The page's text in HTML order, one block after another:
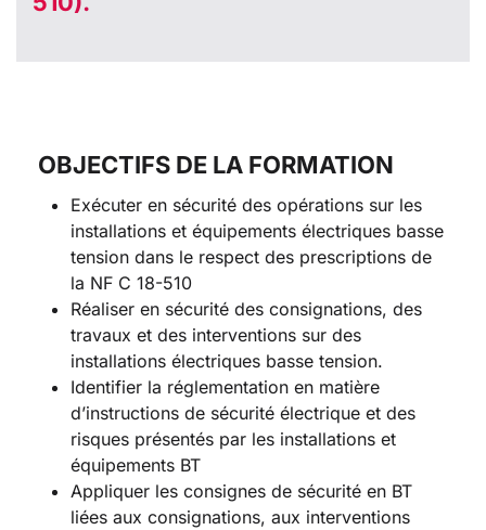
OBJECTIFS DE LA FORMATION
Exécuter en sécurité des opérations sur les
installations et équipements électriques basse
tension dans le respect des prescriptions de
la NF C 18-510
Réaliser en sécurité des consignations, des
travaux et des interventions sur des
installations électriques basse tension.
Identifier la réglementation en matière
d’instructions de sécurité électrique et des
risques présentés par les installations et
équipements BT
Appliquer les consignes de sécurité en BT
liées aux consignations, aux interventions